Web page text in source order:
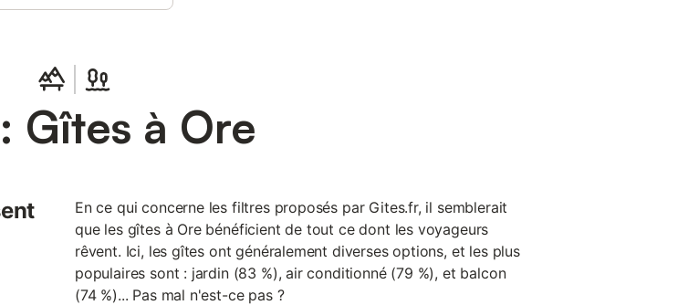
fournis). Sport, détente, évasion, tranquillité, bien-être, bonheur.
jack pour écouter votre musique préférée ! Envie d'inviter plus d'amis ?
problème, ils pourront planter la te
Gîtes à Ore
En ce qui concerne les filtres proposés par Gites.fr, il semblerait
que les gîtes à Ore bénéficient de tout ce dont les voyageurs
rêvent. Ici, les gîtes ont généralement diverses options, et les plus
populaires sont : jardin (83 %), air conditionné (79 %), et balcon
(74 %)... Pas mal n'est-ce pas ?